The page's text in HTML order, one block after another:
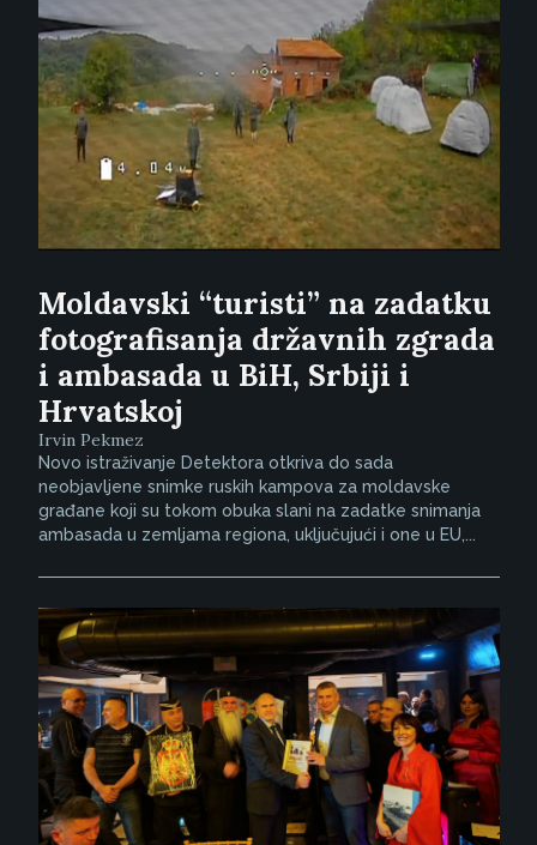
Moldavski “turisti” na zadatku
fotografisanja državnih zgrada
i ambasada u BiH, Srbiji i
Hrvatskoj
Irvin Pekmez
Novo istraživanje Detektora otkriva do sada
neobjavljene snimke ruskih kampova za moldavske
građane koji su tokom obuka slani na zadatke snimanja
ambasada u zemljama regiona, uključujući i one u EU,...